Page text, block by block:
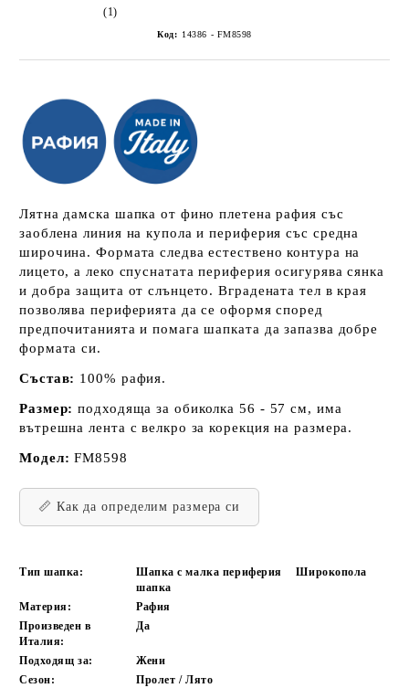
(1)
Код: 14386 - FM8598
Лятна дамска шапка от фино плетена рафия със
заоблена линия на купола и периферия със средна
широчина. Формата следва естествено контура на
лицето, а леко спуснатата периферия осигурява сянка
и добра защита от слънцето. Вградената тел в края
позволява периферията да се оформя според
предпочитанията и помага шапката да запазва добре
формата си.
Състав: 100% рафия.
Размер: подходяща за обиколка 56 - 57 см, има
вътрешна лента с велкро за корекция на размера.
Модел: FM8598
📏 Как да определим размера си
Тип шапка: Шапка с малка периферия
Широкопола
шапка
Материя:
Рафия
Произведен в
Италия:
Да
Подходящ за:
Жени
Сезон:
Пролет / Лято